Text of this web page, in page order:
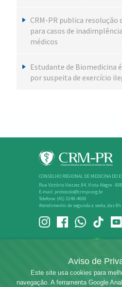
CRM-PR publica resolução
para casos de
médicos
Estudante de Biomedicina
por suspeita de exercício
CONSELHO REGIONAL DE MEDICINA DO
Rua Victório Viezzer, 84, Vista Alegre -
E-mail: protocolo@crmpr.org.br
Telefone: (41) 3240-4000
Atendimento: de segunda a sexta, das 8h
Aviso de
Este site usa cookies para
navegação. A ferramenta Google